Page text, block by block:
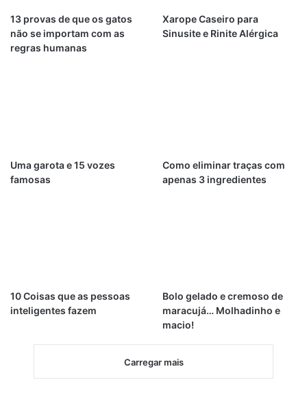
13 provas de que os gatos
não se importam com as
regras humanas
Xarope Caseiro para
Sinusite e Rinite Alérgica
Uma garota e 15 vozes
famosas
Como eliminar traças com
apenas 3 ingredientes
10 Coisas que as pessoas
inteligentes fazem
Bolo gelado e cremoso de
maracujá… Molhadinho e
macio!
Carregar mais